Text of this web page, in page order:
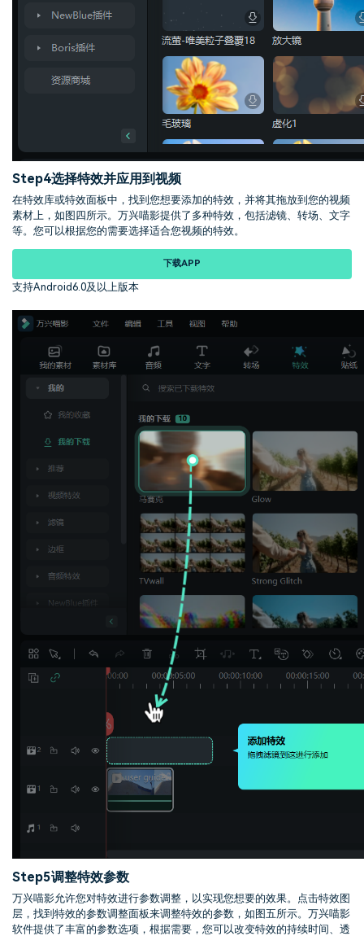
Step4选择特效并应用到视频
在特效库或特效面板中，找到您想要添加的特效，并将其拖放到您的视频
素材上，如图四所示。万兴喵影提供了多种特效，包括滤镜、转场、文字
等。您可以根据您的需要选择适合您视频的特效。
下载APP
支持Android6.0及以上版本
Step5调整特效参数
万兴喵影允许您对特效进行参数调整，以实现您想要的效果。点击特效图
层，找到特效的参数调整面板来调整特效的参数，如图五所示。万兴喵影
软件提供了丰富的参数选项，根据需要，您可以改变特效的持续时间、透